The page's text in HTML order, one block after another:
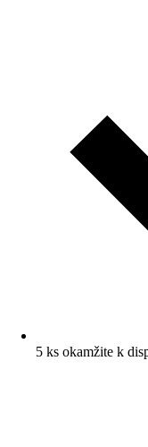
5 ks okamžite k